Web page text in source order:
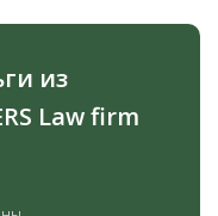
из
Law firm